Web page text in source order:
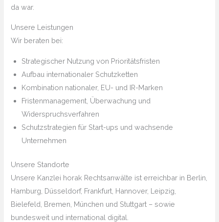
da war.
Unsere Leistungen
Wir beraten bei:
Strategischer Nutzung von Prioritätsfristen
Aufbau internationaler Schutzketten
Kombination nationaler, EU- und IR-Marken
Fristenmanagement, Überwachung und
Widerspruchsverfahren
Schutzstrategien für Start-ups und wachsende
Unternehmen
Unsere Standorte
Unsere Kanzlei horak Rechtsanwälte ist erreichbar in Berlin,
Hamburg, Düsseldorf, Frankfurt, Hannover, Leipzig,
Bielefeld, Bremen, München und Stuttgart – sowie
bundesweit und international digital.